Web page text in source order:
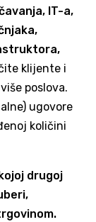
IT-a,
klijente i
poslova.
ugovore
količini
drugoj